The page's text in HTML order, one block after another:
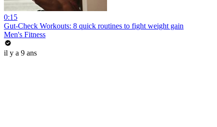
0:15
Gut-Check Workouts: 8 quick routines to fight weight gain
Men's Fitness
il y a 9 ans